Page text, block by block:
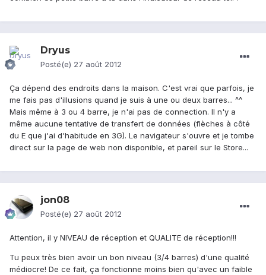
Dryus
Posté(e) 27 août 2012
Ça dépend des endroits dans la maison. C'est vrai que parfois, je
me fais pas d'illusions quand je suis à une ou deux barres... ^^
Mais même à 3 ou 4 barre, je n'ai pas de connection. Il n'y a
même aucune tentative de transfert de données (flèches à côté
du E que j'ai d'habitude en 3G). Le navigateur s'ouvre et je tombe
direct sur la page de web non disponible, et pareil sur le Store...
jon08
Posté(e) 27 août 2012
Attention, il y NIVEAU de réception et QUALITE de réception!!!
Tu peux très bien avoir un bon niveau (3/4 barres) d'une qualité
médiocre! De ce fait, ça fonctionne moins bien qu'avec un faible